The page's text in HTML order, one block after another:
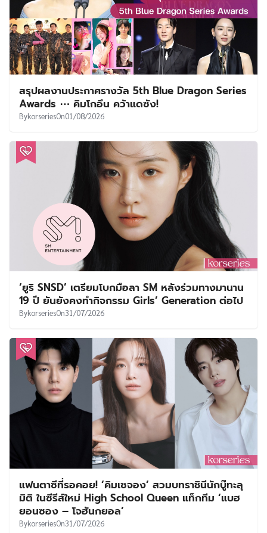
สรุปผลงานประกาศรางวัล 5th Blue Dragon Series
Awards ⋯ คิมโกอึน คว้าแดซัง!
BykorseriesOn01/08/2026
‘ยูริ SNSD’ เตรียมโบกมือลา SM หลังร่วมทางมานาน
19 ปี ยันยังคงทำกิจกรรม Girls’ Generation ต่อไป
BykorseriesOn31/07/2026
แฟนตาซีที่รอคอย! ‘คิมเซจอง’ สวมบทราชินีนักบู๊ทะลุ
มิติ ในซีรีส์ใหม่ High School Queen แท็กทีม ‘แบฮ
ยอนซอง – โจฮันกยอล’
BykorseriesOn31/07/2026